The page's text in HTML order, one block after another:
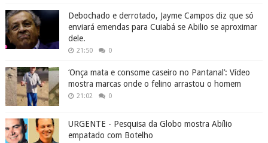
Debochado e derrotado, Jayme Campos diz que só
enviará emendas para Cuiabá se Abilio se aproximar
dele.
21:50 0
‘Onça mata e consome caseiro no Pantanal’: Vídeo
mostra marcas onde o felino arrastou o homem
21:02 0
URGENTE - Pesquisa da Globo mostra Abílio
empatado com Botelho